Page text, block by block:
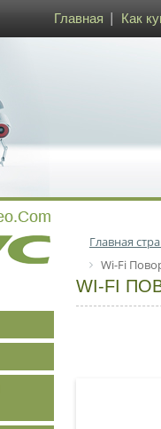
Главная Как
Главная
Wi-Fi
WI-FI